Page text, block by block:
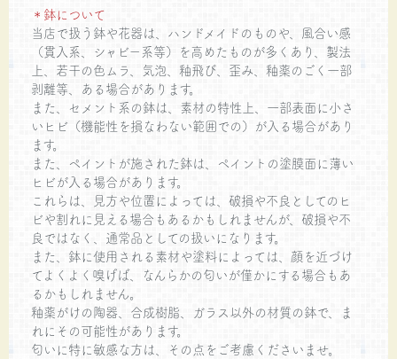
＊鉢について
当店で扱う鉢や花器は、ハンドメイドのものや、風合い感
（貫入系、シャビー系等）を高めたものが多くあり、製法
上、若干の色ムラ、気泡、釉飛び、歪み、釉薬のごく一部
剥離等、ある場合があります。
また、セメント系の鉢は、素材の特性上、一部表面に小さ
いヒビ（機能性を損なわない範囲での）が入る場合があり
ます。
また、ペイントが施された鉢は、ペイントの塗膜面に薄い
ヒビが入る場合があります。
これらは、見方や位置によっては、破損や不良としてのヒ
ビや割れに見える場合もあるかもしれませんが、破損や不
良ではなく、通常品としての扱いになります。
また、鉢に使用される素材や塗料によっては、顔を近づけ
てよくよく嗅げば、なんらかの匂いが僅かにする場合もあ
るかもしれません。
釉薬がけの陶器、合成樹脂、ガラス以外の材質の鉢で、ま
れにその可能性があります。
匂いに特に敏感な方は、その点をご考慮くださいませ。